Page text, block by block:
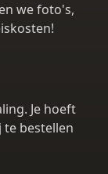
we foto's,
Je hoeft
te bestellen